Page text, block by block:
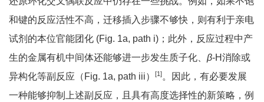
和键的反应活性不高，迁移插入步骤不够快，则有利于亲电
试剂的本位官能团化 (Fig. 1a, path i)；此外，反应过程中产
生的金属有机中间体还能够进一步发生质子化、 β-H消除或
异构化等副反应（Fig. 1a, path iii）
[1]。因此，有必要发展
一种能够抑制上述副反应，且具有高度选择性的新策略，例